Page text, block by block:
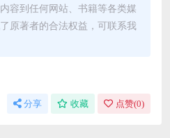
容到任何网站、书籍等各类媒
原著者的合法权益，可联系我
分享 收藏 点赞(0)